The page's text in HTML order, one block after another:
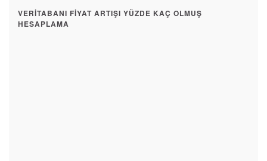
VERITABANI FIYAT ARTIŞI YÜZDE KAÇ OLMUŞ
HESAPLAMA